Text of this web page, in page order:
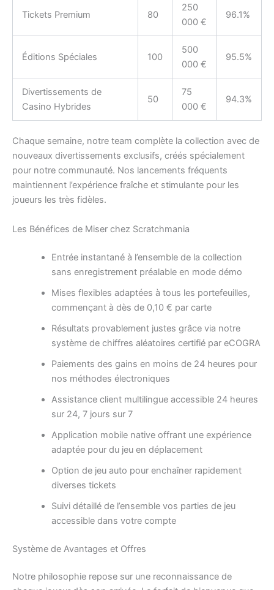
Tickets Premium 80
250
000 €
96.1%
Éditions Spéciales 100
500
000 €
95.5%
Divertissements de
Casino Hybrides
50
75
000 €
94.3%
Chaque semaine, notre team complète la collection avec de
nouveaux divertissements exclusifs, créés spécialement
pour notre communauté. Nos lancements fréquents
maintiennent l’expérience fraîche et stimulante pour les
joueurs les très fidèles.
Les Bénéfices de Miser chez Scratchmania
Entrée instantané à l’ensemble de la collection
sans enregistrement préalable en mode démo
Mises flexibles adaptées à tous les portefeuilles,
commençant à dès de 0,10 € par carte
Résultats provablement justes grâce via notre
système de chiffres aléatoires certifié par eCOGRA
Paiements des gains en moins de 24 heures pour
nos méthodes électroniques
Assistance client multilingue accessible 24 heures
sur 24, 7 jours sur 7
Application mobile native offrant une expérience
adaptée pour du jeu en déplacement
Option de jeu auto pour enchaîner rapidement
diverses tickets
Suivi détaillé de l’ensemble vos parties de jeu
accessible dans votre compte
Système de Avantages et Offres
Notre philosophie repose sur une reconnaissance de